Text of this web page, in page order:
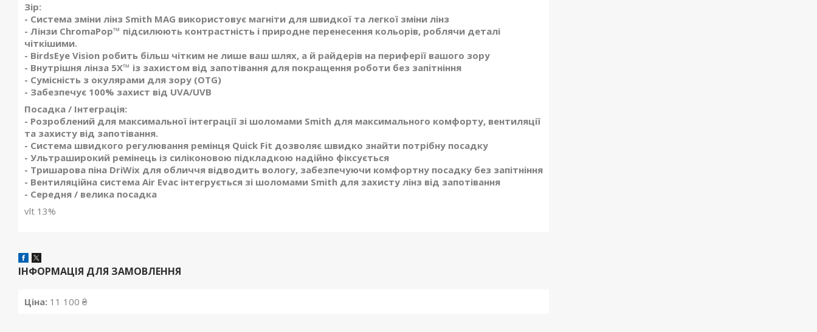
Зір:
- Система зміни лінз Smith MAG використовує магніти для швидкої та легкої зміни лінз
- Лінзи ChromaPop™ підсилюють контрастність і природне перенесення кольорів, роблячи деталі
чіткішими.
- BirdsEye Vision робить більш чітким не лише ваш шлях, а й райдерів на периферії вашого зору
- Внутрішня лінза 5X™ із захистом від запотівання для покращення роботи без запітніння
- Сумісність з окулярами для зору (OTG)
- Забезпечує 100% захист від UVA/UVB
Посадка / Інтеграція:
- Розроблений для максимальної інтеграції зі шоломами Smith для максимального комфорту, вентиляції
та захисту від запотівання.
- Система швидкого регулювання ремінця Quick Fit дозволяє швидко знайти потрібну посадку
- Ультраширокий ремінець із силіконовою підкладкою надійно фіксується
- Тришарова піна DriWix для обличчя відводить вологу, забезпечуючи комфортну посадку без запітніння
- Вентиляційна система Air Evac інтегрується зі шоломами Smith для захисту лінз від запотівання
- Середня / велика посадка
vlt 13%
ІНФОРМАЦІЯ ДЛЯ ЗАМОВЛЕННЯ
Ціна: 11 100 ₴